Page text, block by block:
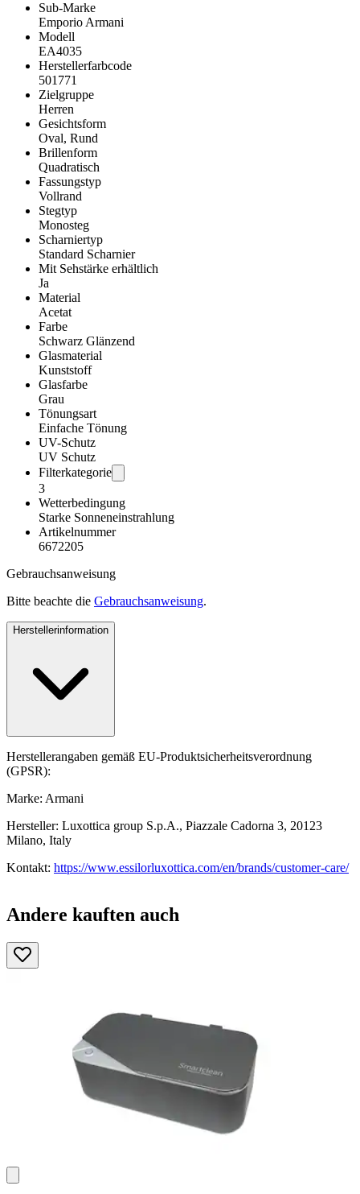
Sub-Marke
Emporio Armani
Modell
EA4035
Herstellerfarbcode
501771
Zielgruppe
Herren
Gesichtsform
Oval, Rund
Brillenform
Quadratisch
Fassungstyp
Vollrand
Stegtyp
Monosteg
Scharniertyp
Standard Scharnier
Mit Sehstärke erhältlich
Ja
Material
Acetat
Farbe
Schwarz Glänzend
Glasmaterial
Kunststoff
Glasfarbe
Grau
Tönungsart
Einfache Tönung
UV-Schutz
UV Schutz
Filterkategorie
3
Wetterbedingung
Starke Sonneneinstrahlung
Artikelnummer
6672205
Gebrauchsanweisung
Bitte beachte die Gebrauchsanweisung.
Herstellerinformation
Herstellerangaben gemäß EU-Produktsicherheitsverordnung
(GPSR):
Marke: Armani
Hersteller: Luxottica group S.p.A., Piazzale Cadorna 3, 20123
Milano, Italy
Kontakt: https://www.essilorluxottica.com/en/brands/customer-care/
Andere kauften auch